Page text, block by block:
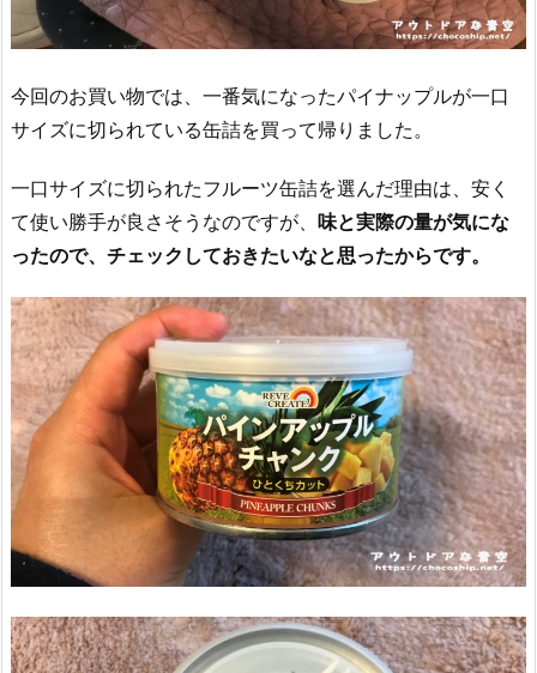
今回のお買い物では、一番気になったパイナップルが一口
サイズに切られている缶詰を買って帰りました。
一口サイズに切られたフルーツ缶詰を選んだ理由は、安く
て使い勝手が良さそうなのですが、 味と実際の量が気にな
ったので、チェックしておきたいなと思ったからです。